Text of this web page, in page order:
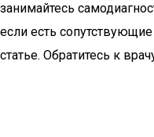
занимайтесь
если есть
статье. Обратитесь к